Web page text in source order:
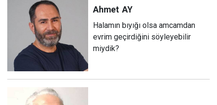
Ahmet AY
Halamın bıyığı olsa amcamdan
evrim geçirdiğini söyleyebilir
miydik?